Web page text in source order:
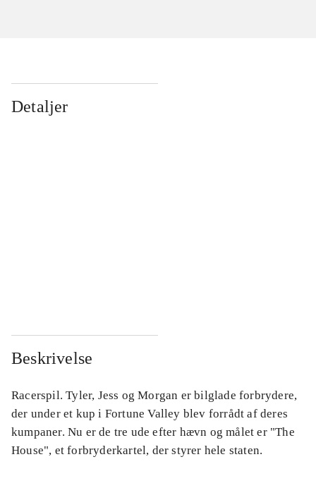
Detaljer
Beskrivelse
Racerspil. Tyler, Jess og Morgan er bilglade forbrydere,
der under et kup i Fortune Valley blev forrådt af deres
kumpaner. Nu er de tre ude efter hævn og målet er "The
House", et forbryderkartel, der styrer hele staten.